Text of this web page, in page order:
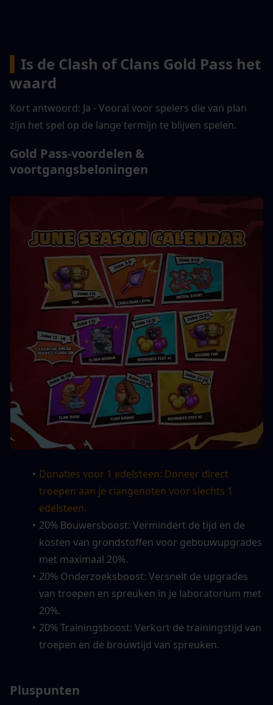
Is de Clash of Clans Gold Pass het
waard
Kort antwoord: Ja - Vooral voor spelers die van plan
zijn het spel op de lange termijn te blijven spelen.
Gold Pass-voordelen &
voortgangsbeloningen
Donaties voor 1 edelsteen: Doneer direct
troepen aan je clangenoten voor slechts 1
edelsteen.
20% Bouwersboost: Vermindert de tijd en de
kosten van grondstoffen voor gebouwupgrades
met maximaal 20%.
20% Onderzoeksboost: Versnelt de upgrades
van troepen en spreuken in je laboratorium met
20%.
20% Trainingsboost: Verkort de trainingstijd van
troepen en de brouwtijd van spreuken.
Pluspunten